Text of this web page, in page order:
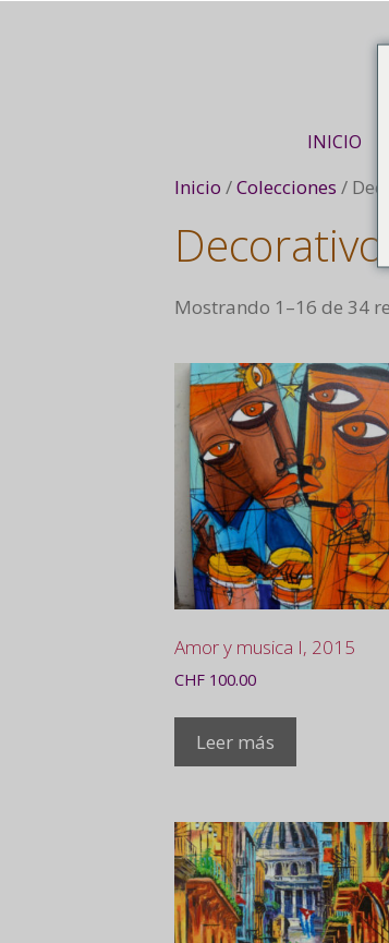
INICIO
Inicio /Colecciones /
Decorativo
Mostrando 1–16 de 34
Amor y musica I, 2015
CHF 100.00
Leer más